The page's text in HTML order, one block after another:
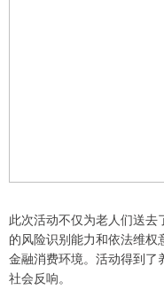
此次活动不仅为老人们送
的风险识别能力和依法维
金融消费环境。活动得到了
社会反响。